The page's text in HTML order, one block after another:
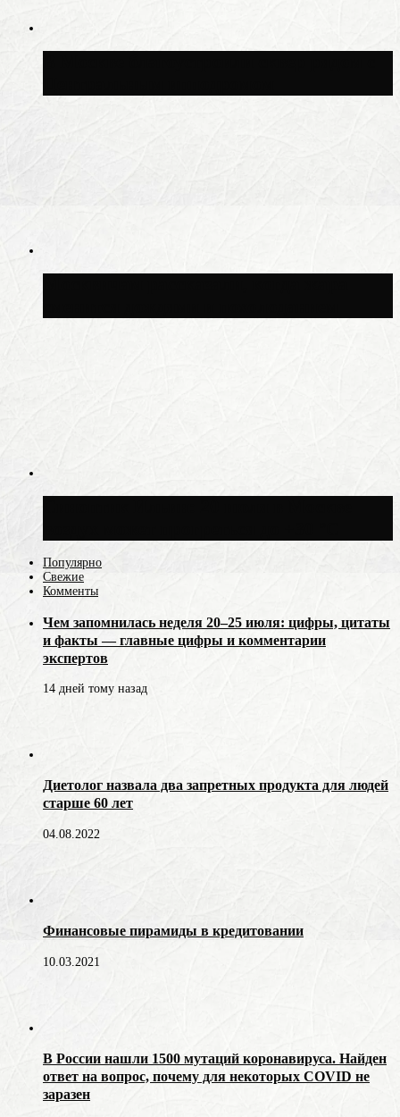
Популярно
Свежие
Комменты
Чем запомнилась неделя 20–25 июля: цифры, цитаты
и факты — главные цифры и комментарии
экспертов
14 дней тому назад
Диетолог назвала два запретных продукта для людей
старше 60 лет
04.08.2022
Финансовые пирамиды в кредитовании
10.03.2021
В России нашли 1500 мутаций коронавируса. Найден
ответ на вопрос, почему для некоторых COVID не
заразен